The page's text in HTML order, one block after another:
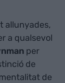
allunyades,
a qualsevol
per
de
de